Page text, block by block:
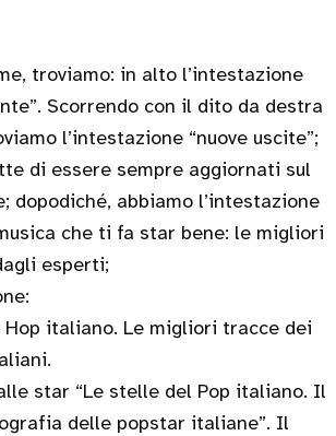
troviamo: in alto l’intestazione
Scorrendo con il dito da destra
l’intestazione “nuove uscite”;
di essere sempre aggiornati sul
dopodiché, abbiamo l’intestazione
che ti fa star bene: le migliori
esperti;
Hop italiano. Le migliori tracce dei
star “Le stelle del Pop italiano. Il
delle popstar italiane”. Il